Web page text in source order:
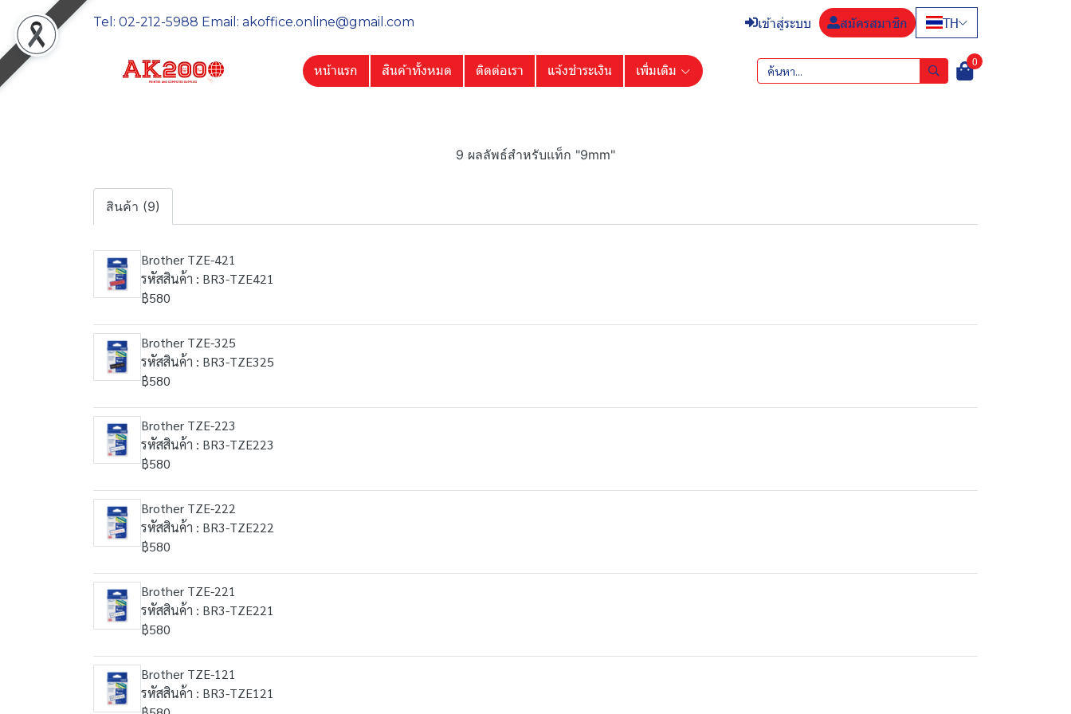
Tel: 02-212-5988 Email: akoffice.online@gmail.com เข้าสู่ระบบ สมัครสมาชิก TH
หน้าแรก สินค้าทั้งหมด ติดต่อเรา แจ้งชำระเงิน เพิ่มเติม
0
9 ผลลัพธ์สำหรับแท็ก "9mm"
สินค้า (9)
Brother TZE-421
รหัสสินค้า : BR3-TZE421
฿580
Brother TZE-325
รหัสสินค้า : BR3-TZE325
฿580
Brother TZE-223
รหัสสินค้า : BR3-TZE223
฿580
Brother TZE-222
รหัสสินค้า : BR3-TZE222
฿580
Brother TZE-221
รหัสสินค้า : BR3-TZE221
฿580
Brother TZE-121
รหัสสินค้า : BR3-TZE121